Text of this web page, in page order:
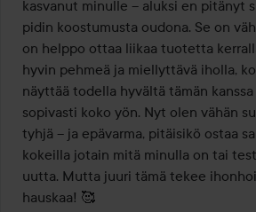
kasvanut minulle – aluksi en pitänyt
pidin koostumusta oudona. Se on
on helppo ottaa liikaa tuotetta
hyvin pehmeä ja miellyttävä iholla,
näyttää todella hyvältä tämän
sopivasti koko yön. Nyt olen vähän
tyhjä – ja epävarma, pitäisikö ostaa
kokeilla jotain mitä minulla on tai
uutta. Mutta juuri tämä tekee